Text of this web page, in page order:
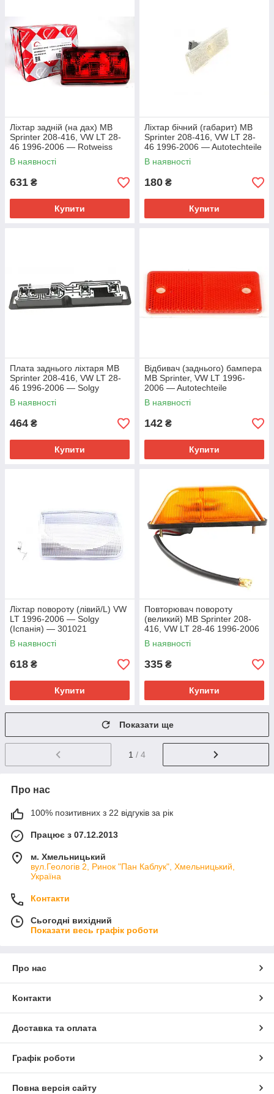
Ліхтар задній (на дах) MB
Sprinter 208-416, VW LT 28-
46 1996-2006 — Rotweiss
(Туреччина) — RW82013
В наявності
631 ₴
Купити
Ліхтар бічний (габарит) MB
Sprinter 208-416, VW LT 28-
46 1996-2006 — Autotechteile
(Німеччина) — 100 8245
В наявності
180 ₴
Купити
Плата заднього ліхтаря MB
Sprinter 208-416, VW LT 28-
46 1996-2006 — Solgy
(Іспанія) — 301005
В наявності
464 ₴
Купити
Відбивач (заднього) бампера
MB Sprinter, VW LT 1996-
2006 — Autotechteile
(Німеччина) — 100 8236
В наявності
142 ₴
Купити
Ліхтар повороту (лівий/L) VW
LT 1996-2006 — Solgy
(Іспанія) — 301021
В наявності
618 ₴
Купити
Повторювач повороту
(великий) MB Sprinter 208-
416, VW LT 28-46 1996-2006
- Solgy (Іспанія) - 304004
В наявності
335 ₴
Купити
Показати ще
1 / 4
Про нас
100% позитивних з 22 відгуків за рік
Працює з 07.12.2013
м. Хмельницький
вул.Геологів 2, Ринок "Пан Каблук", Хмельницький,
Україна
Контакти
Сьогодні вихідний
Показати весь графік роботи
Про нас
Контакти
Доставка та оплата
Графік роботи
Повна версія сайту